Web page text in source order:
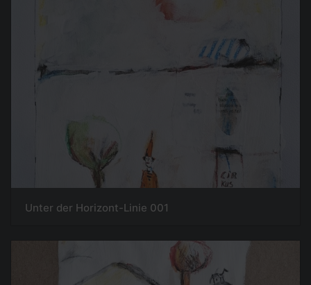
Unter der Horizont-Linie 001